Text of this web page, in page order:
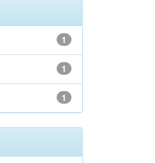
1
1
1